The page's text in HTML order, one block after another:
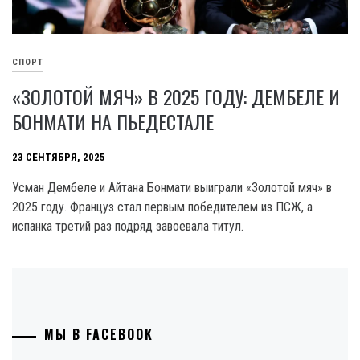
СПОРТ
«ЗОЛОТОЙ МЯЧ» В 2025 ГОДУ: ДЕМБЕЛЕ И
БОНМАТИ НА ПЬЕДЕСТАЛЕ
23 СЕНТЯБРЯ, 2025
Усман Дембеле и Айтана Бонмати выиграли «Золотой мяч» в
2025 году. Француз стал первым победителем из ПСЖ, а
испанка третий раз подряд завоевала титул.
МЫ В FACEBOOK